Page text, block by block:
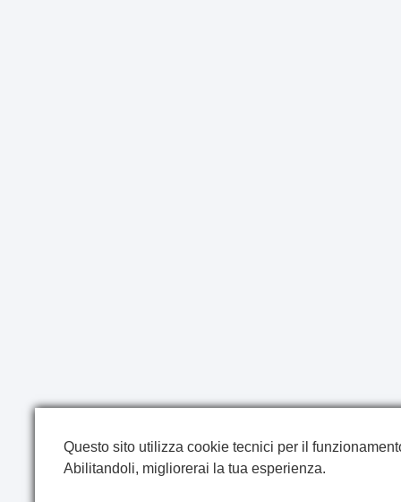
Questo sito utilizza cookie tecnici per il
Abilitandoli, migliorerai la tua esperienza.